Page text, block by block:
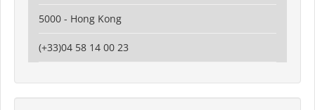
5000 - Hong Kong
(+33)04 58 14 00 23